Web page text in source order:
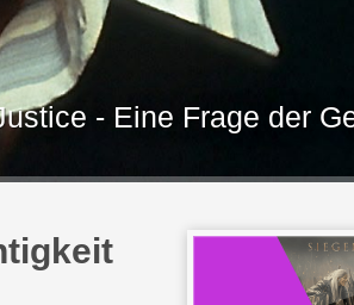
- Eine Frage der